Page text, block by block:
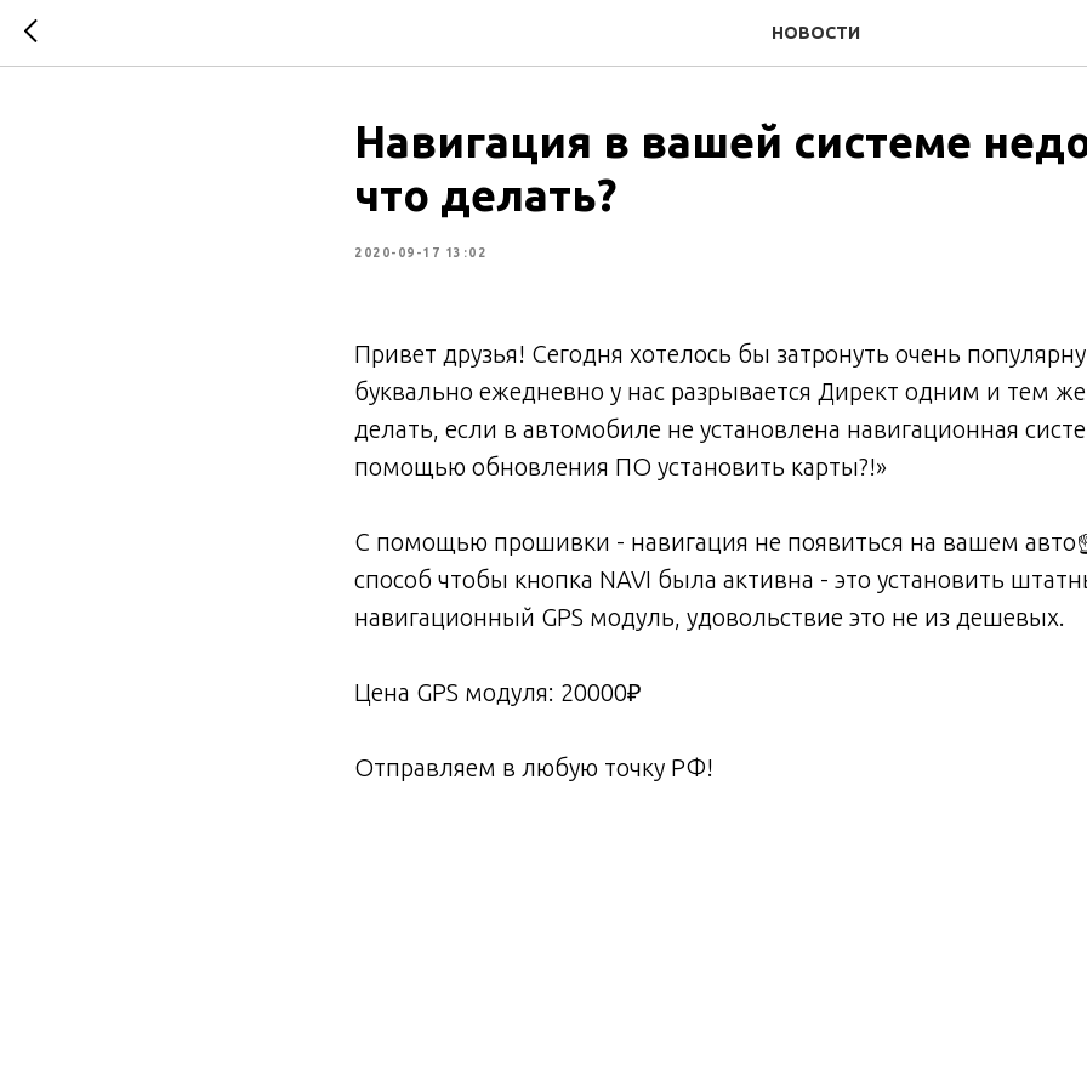
НОВОСТИ
Навигация в вашей системе
что делать?
2020-09-17 13:02
Привет друзья! Сегодня хотелось бы затронуть очень
буквально ежедневно у нас разрывается Директ одним и тем
делать, если в автомобиле не установлена навигационная
помощью обновления ПО установить карты?!»
С помощью прошивки - навигация не появиться на вашем
способ чтобы кнопка NAVI была активна - это установить
навигационный GPS модуль, удовольствие это не из дешевых.
Цена GPS модуля: 20000₽
Отправляем в любую точку РФ!